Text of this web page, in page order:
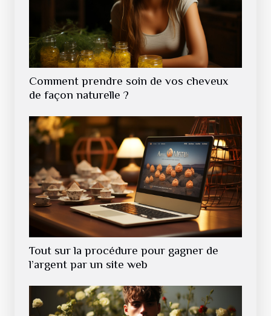
Comment prendre soin de vos cheveux
de façon naturelle ?
Tout sur la procédure pour gagner de
l’argent par un site web